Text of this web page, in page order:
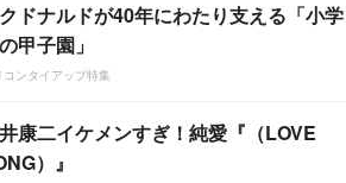
ドナルドが40年にわたり支える「小学
甲子園」
コンタイアップ特集
康二イケメンすぎ！純愛『（LOVE
）』